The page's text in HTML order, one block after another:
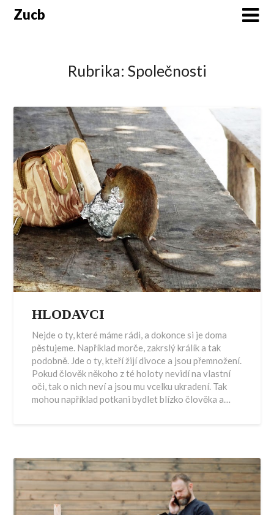
SkipZucb
Rubrika: Společnosti
HLODAVCI
Nejde o ty, které máme rádi, a dokonce si je doma
pěstujeme. Například morče, zakrslý králík a tak
podobně. Jde o ty, kteří žijí divoce a jsou přemnožení.
Pokud člověk někoho z té holoty nevidí na vlastní
oči, tak o nich neví a jsou mu vcelku ukradení. Tak
mohou například potkani bydlet blízko člověka a…